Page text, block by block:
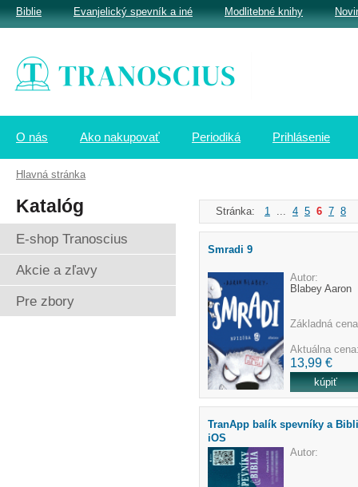
O nás Ako nakupovať Periodiká Prihlásenie
Stránka: 1 ... 4 5 6 7 8
Smradi 9
Autor:
Blabey Aaron
Základná
Aktuálna
13,99 €
TranApp balík spevníky a
iOS
Autor:
Katalóg
E-shop Tranoscius
Akcie a zľavy
Pre zbory
Biblie Evanjelický spevník a iné Modlitebné knihy
Hlavná stránka